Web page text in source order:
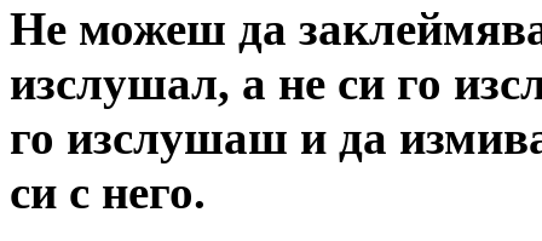
Не можеш да
изслушал, а не си го
го изслушаш и да
си с него.